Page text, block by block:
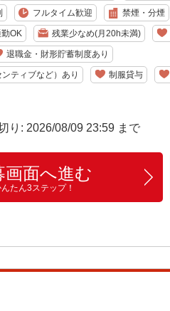
フルタイム歓迎 禁煙・分煙
OK 残業少なめ(月20h未満)
退職金・財形貯蓄制度あり
ティブなど）あり 制服貸与
: 2026/08/09 23:59 まで
画面へ進む
たん3ステップ！